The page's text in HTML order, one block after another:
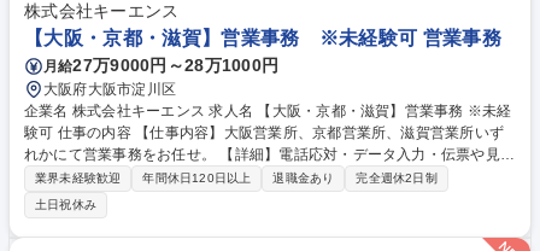
株式会社キーエンス
【大阪・京都・滋賀】営業事務 ※未経験可 営業事務
月給27万9000円～28万1000円
大阪府大阪市淀川区
企業名 株式会社キーエンス 求人名 【大阪・京都・滋賀】営業事務 ※未経
験可 仕事の内容 【仕事内容】大阪営業所、京都営業所、滋賀営業所いず
れかにて営業事務をお任せ。 【詳細】電話応対・データ入力・伝票や見積
の作成・カタログ送付・来客対応・営業所内で発生する事務業務や業務改
善をお任せ。 【教育制度】ご入社後、育成担当とペアになりながらOJTに
て業務を覚えていただくことが可能です。業務システムがきちんと構築さ
れているため、スムーズに仕事に慣れることができる環境です。また、
業界未経験歓迎 年間休日120日以上 退職金あり
完全週休2日制
土日祝休み